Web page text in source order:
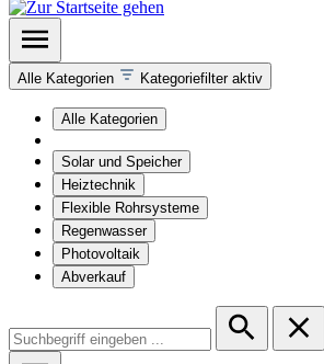
Alle Kategorien Kategoriefilter aktiv
Alle Kategorien
Solar und Speicher
Heiztechnik
Flexible Rohrsysteme
Regenwasser
Photovoltaik
Abverkauf